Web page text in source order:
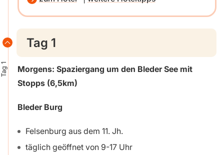
Tag 1
Tag 1
Morgens: Spaziergang um den Bleder See mit
Stopps (6,5km)
Bleder Burg
Felsenburg aus dem 11. Jh.
täglich geöffnet von 9-17 Uhr